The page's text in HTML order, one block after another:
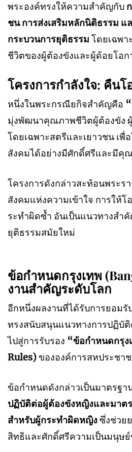
พระองค์ทรงให้ความสำคัญกับ
ชน การส่งเสริมหลักนิติธรรม แ
กระบวนการยุติธรรม โดยเฉพ
ชีวิตของผู้ต้องขังและผู้ด้อยโอก
โครงการกำลังใจ: คืน
หนึ่งในพระกรณียกิจสำคัญคือ
มุ่งพัฒนาคุณภาพชีวิตผู้ต้องขัง
โดยเฉพาะสตรีและเยาวชน เ
สังคมได้อย่างมีศักดิ์ศรีและมีคุ
โครงการดังกล่าวสะท้อนพระร
สังคมแห่งความเข้าใจ การให้โ
ระทำผิดซ้ำ อันเป็นแนวทางสำ
ยุติธรรมสมัยใหม่
ข้อกำหนดกรุงเทพ
งานสำคัญระดับโลก
อีกหนึ่งผลงานที่ได้รับการยอม
ทรงสนับสนุนแนวทางการปฏิบั
ไปสู่การรับรอง “ข้อกำหนดกรุ
Rules) ขององค์การสหประชา
ข้อกำหนดดังกล่าวเป็นมาตรฐา
ปฏิบัติต่อผู้ต้องขังหญิงและมาต
สำหรับผู้กระทำผิดหญิงซึ่งช่วย
สิทธิและศักดิ์ศรีความเป็นมนุษ